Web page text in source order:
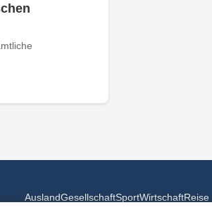
AuslandGesellschaftSportWirtschaftReise